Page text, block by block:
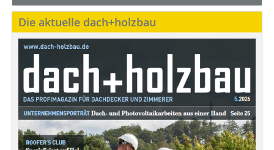
Die aktuelle dach+holzbau